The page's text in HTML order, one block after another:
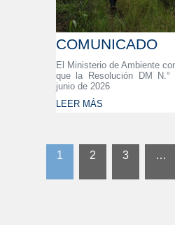
COMUNICADO
El Ministerio de Ambiente
que la Resolución DM
junio de 2026
LEER MÁS
1 2 3 …